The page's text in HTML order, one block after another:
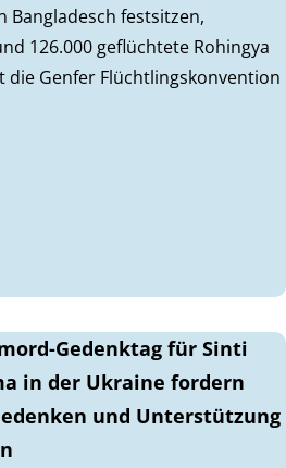
Bangladesch festsitzen,
126.000 geflüchtete Rohingya
die Genfer Flüchtlingskonvention
Gedenktag für Sinti
in der Ukraine fordern
und Unterstützung